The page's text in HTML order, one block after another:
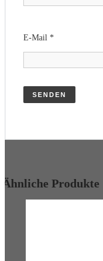
E-Mail *
Ähnliche Produkte